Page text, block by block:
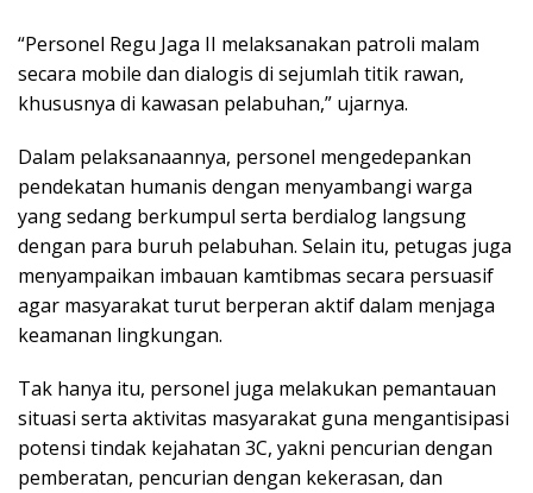
“Personel Regu Jaga II melaksanakan patroli malam
secara mobile dan dialogis di sejumlah titik rawan,
khususnya di kawasan pelabuhan,” ujarnya.
Dalam pelaksanaannya, personel mengedepankan
pendekatan humanis dengan menyambangi warga
yang sedang berkumpul serta berdialog langsung
dengan para buruh pelabuhan. Selain itu, petugas juga
menyampaikan imbauan kamtibmas secara persuasif
agar masyarakat turut berperan aktif dalam menjaga
keamanan lingkungan.
Tak hanya itu, personel juga melakukan pemantauan
situasi serta aktivitas masyarakat guna mengantisipasi
potensi tindak kejahatan 3C, yakni pencurian dengan
pemberatan, pencurian dengan kekerasan, dan